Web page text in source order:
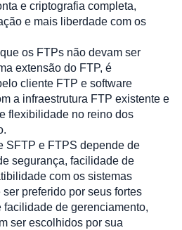
e criptografia completa,
e mais liberdade com os
os FTPs não devam ser
extensão do FTP, é
cliente FTP e software
a infraestrutura FTP existente e
flexibilidade no reino dos
SFTP e FTPS depende de
segurança, facilidade de
com os sistemas
preferido por seus fortes
facilidade de gerenciamento,
ser escolhidos por sua